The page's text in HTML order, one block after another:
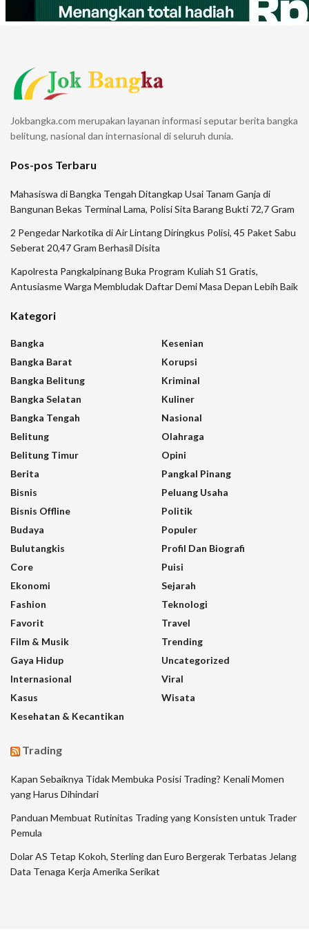
Jokbangka.com merupakan layanan informasi seputar berita bangka
belitung, nasional dan internasional di seluruh dunia.
Pos-pos Terbaru
Mahasiswa di Bangka Tengah Ditangkap Usai Tanam Ganja di
Bangunan Bekas Terminal Lama, Polisi Sita Barang Bukti 72,7 Gram
2 Pengedar Narkotika di Air Lintang Diringkus Polisi, 45 Paket Sabu
Seberat 20,47 Gram Berhasil Disita
Kapolresta Pangkalpinang Buka Program Kuliah S1 Gratis,
Antusiasme Warga Membludak Daftar Demi Masa Depan Lebih Baik
Kategori
Bangka
Bangka Barat
Bangka Belitung
Bangka Selatan
Bangka Tengah
Belitung
Belitung Timur
Berita
Bisnis
Bisnis Offline
Budaya
Bulutangkis
Core
Ekonomi
Fashion
Favorit
Film & Musik
Gaya Hidup
Internasional
Kasus
Kesehatan & Kecantikan
Kesenian
Korupsi
Kriminal
Kuliner
Nasional
Olahraga
Opini
Pangkal Pinang
Peluang Usaha
Politik
Populer
Profil Dan Biografi
Puisi
Sejarah
Teknologi
Travel
Trending
Uncategorized
Viral
Wisata
Trading
Kapan Sebaiknya Tidak Membuka Posisi Trading? Kenali Momen
yang Harus Dihindari
Panduan Membuat Rutinitas Trading yang Konsisten untuk Trader
Pemula
Dolar AS Tetap Kokoh, Sterling dan Euro Bergerak Terbatas Jelang
Data Tenaga Kerja Amerika Serikat